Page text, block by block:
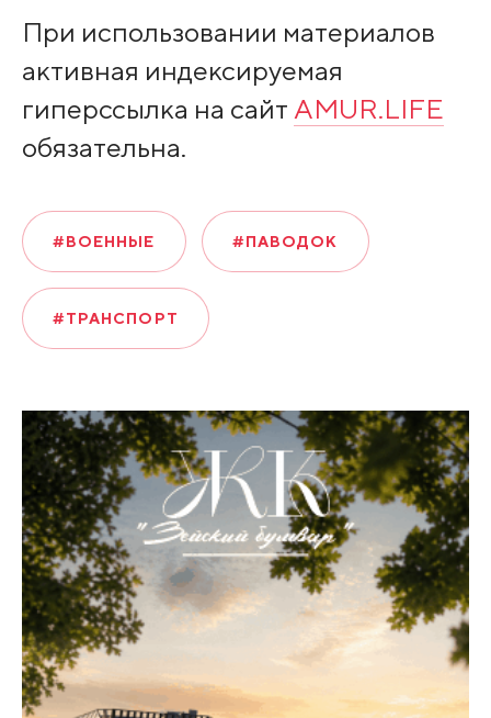
При использовании материалов
активная индексируемая
гиперссылка на сайт AMUR.LIFE
обязательна.
#ВОЕННЫЕ #ПАВОДОК
#ТРАНСПОРТ